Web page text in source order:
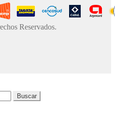
Reservados.
Buscar